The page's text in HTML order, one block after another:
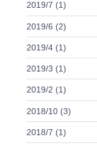
2019/7 (1)
2019/6 (2)
2019/4 (1)
2019/3 (1)
2019/2 (1)
2018/10 (3)
2018/7 (1)